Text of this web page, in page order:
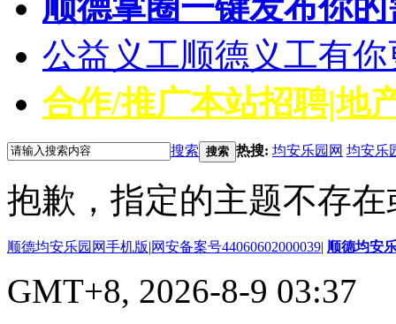
公益义工顺德义工有
合作/推广本站招聘|地
搜索 搜索 热搜: 均安乐园网 均安乐
抱歉，指定的主题不存
顺德均安乐园网手机版|网安备案号44060602000039| 顺德均安
GMT+8, 2026-8-9 03:37